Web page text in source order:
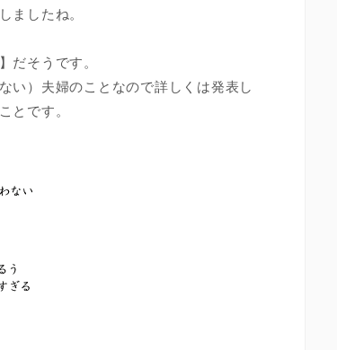
ましたね。
だそうです。
い）夫婦のことなので詳しくは発表し
とです。